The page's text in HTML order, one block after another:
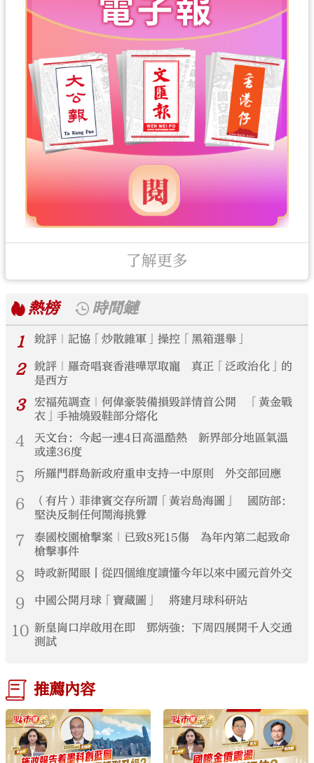
了解更多
熱榜
時間鏈
1
銳評｜記協「炒散雜軍」操控「黑箱選舉」
2
銳評｜羅奇唱衰香港嘩眾取寵 真正「泛政治化」的
是西方
3
宏福苑調查｜何偉豪裝備損毀詳情首公開 「黃金戰
衣」手袖燒毀鞋部分熔化
4
天文台：今起一連4日高溫酷熱 新界部分地區氣溫
或達36度
5 所羅門群島新政府重申支持一中原則 外交部回應
6
（有片）菲律賓交存所謂「黃岩島海圖」 國防部：
堅決反制任何鬧海挑釁
7
泰國校園槍擊案｜已致8死15傷 為年內第二起致命
槍擊事件
8 時政新聞眼丨從四個維度讀懂今年以來中國元首外交
9 中國公開月球「寶藏圖」 將建月球科研站
10 新皇崗口岸啟用在即 鄧炳強：下周四展開千人交通
測試
推薦內容